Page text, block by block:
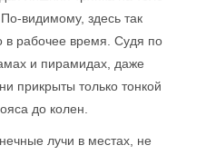
видимому, здесь так
в рабочее время. Судя по
и пирамидах, даже
прикрыты только тонкой
до колен.
лучи в местах, не